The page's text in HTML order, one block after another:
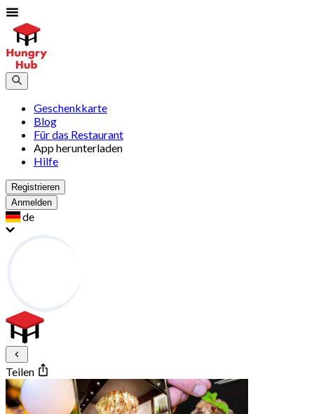
Geschenkkarte
Blog
Für das Restaurant
App herunterladen
Hilfe
Registrieren
Anmelden
de
Teilen